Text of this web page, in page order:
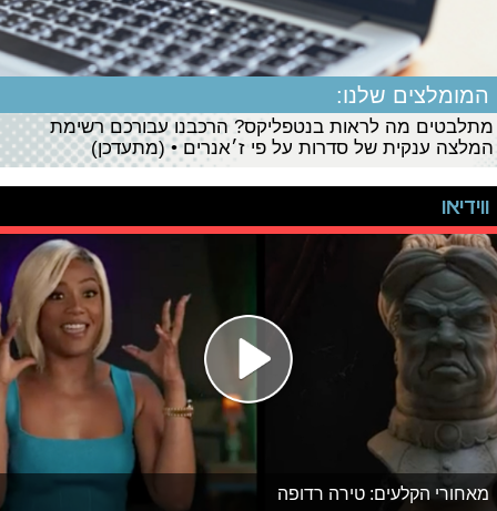
המומלצים שלנו:
מתלבטים מה לראות בנטפליקס? הרכבנו עבורכם רשימת
המלצה ענקית של סדרות על פי ז׳אנרים • (מתעדכן)
ווידיאו
מאחורי הקלעים: טירה רדופה